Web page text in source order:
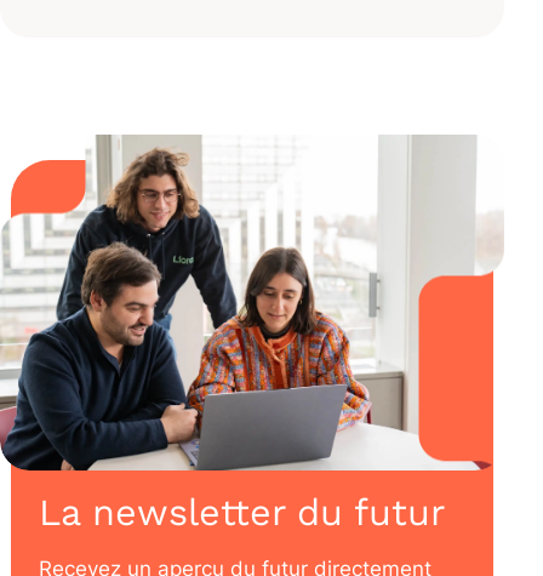
La newsletter du futur
Recevez un aperçu du futur directement